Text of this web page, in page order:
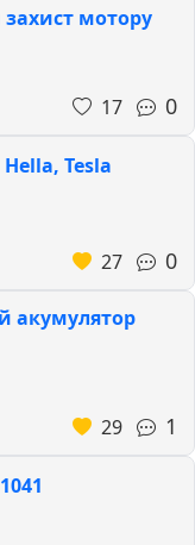
мотору
17
0
Tesla
27 0
акумулятор
29
1